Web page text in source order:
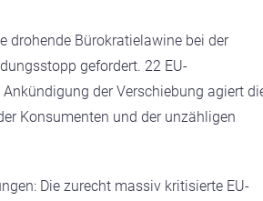
drohende Bürokratielawine bei der
gefordert. 22 EU-
der Verschiebung agiert
Konsumenten und der unzähligen
Die zurecht massiv kritisierte EU-